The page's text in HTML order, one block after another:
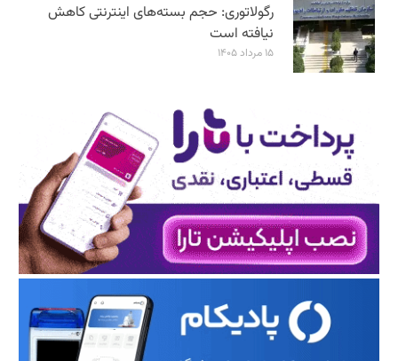
رگولاتوری: حجم بسته‌های اینترنتی کاهش
نیافته است
۱۵ مرداد ۱۴۰۵